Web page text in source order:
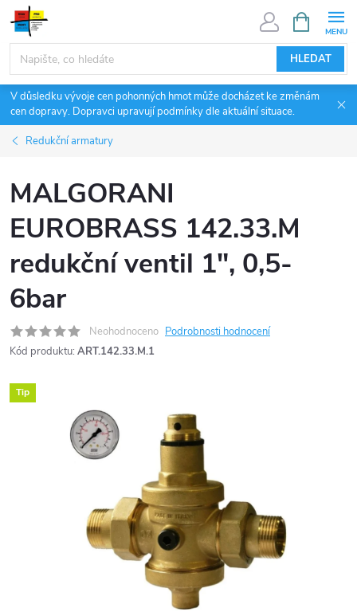
Přejít
obsah
HLEDAT
NÁKUPNÍ
KOŠÍK
V důsledku vývoje cen pohonných hmot může docházet ke změnám
cen dopravy. Dopravci upravují podmínky dle aktuální situace.
Redukční armatury
MALGORANI
EUROBRASS 142.33.M
redukční ventil 1", 0,5-
6bar
Neohodnoceno Podrobnosti hodnocení
Kód produktu: ART.142.33.M.1
Tip